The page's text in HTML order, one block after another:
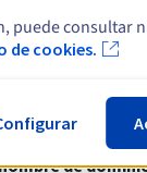
sobre
de
puede consultar
de cookies.